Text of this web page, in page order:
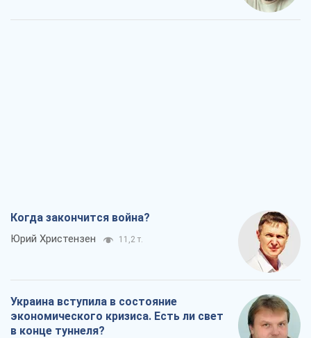
Когда закончится война?
Юрий Христензен 11,2 т.
Украина вступила в состояние
экономического кризиса. Есть ли свет
в конце туннеля?